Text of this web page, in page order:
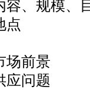
、规模、
前景
问题